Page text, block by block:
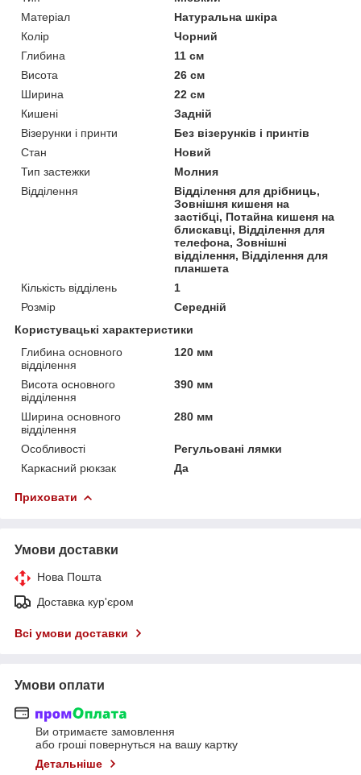
Матеріал
Натуральна шкіра
Колір
Чорний
Глибина
11 см
Висота
26 см
Ширина
22 см
Кишені
Задній
Візерунки і принти
Без візерунків і принтів
Стан
Новий
Тип застежки
Молния
Відділення
Відділення для дрібниць,
Зовнішня кишеня на
застібці, Потайна кишеня на
блискавці, Відділення для
телефона, Зовнішні
відділення, Відділення для
планшета
Кількість відділень
1
Розмір
Середній
Користувацькі характеристики
Глибина основного
відділення
120 мм
Висота основного
відділення
390 мм
Ширина основного
відділення
280 мм
Особливості
Регульовані лямки
Каркасний рюкзак
Да
Приховати
Умови доставки
Нова Пошта
Доставка кур'єром
Всі умови доставки
Умови оплати
Ви отримаєте замовлення
або гроші повернуться на вашу картку
Детальніше